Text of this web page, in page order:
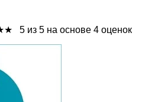
★ 5 из 5 на основе 4 оценок